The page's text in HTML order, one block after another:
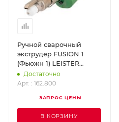
Ручной сварочный
экструдер FUSION 1
(Фьюжн 1) LEISTER
162.800
Достаточно
Арт. : 162.800
ЗАПРОС ЦЕНЫ
В КОРЗИНУ